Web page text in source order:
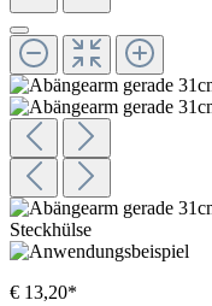
€ 13,20*